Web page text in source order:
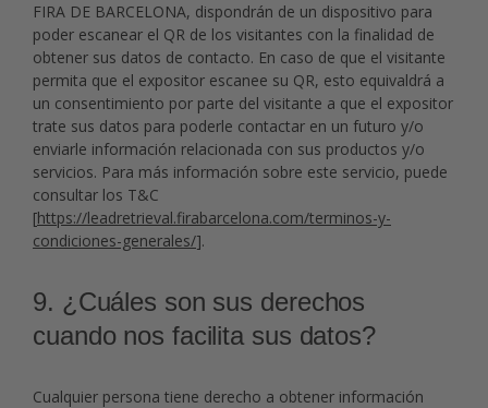
FIRA DE BARCELONA, dispondrán de un dispositivo para
poder escanear el QR de los visitantes con la finalidad de
obtener sus datos de contacto. En caso de que el visitante
permita que el expositor escanee su QR, esto equivaldrá a
un consentimiento por parte del visitante a que el expositor
trate sus datos para poderle contactar en un futuro y/o
enviarle información relacionada con sus productos y/o
servicios. Para más información sobre este servicio, puede
consultar los T&C
[https://leadretrieval.firabarcelona.com/terminos-y-
condiciones-generales/].
9. ¿Cuáles son sus derechos
cuando nos facilita sus datos?
Cualquier persona tiene derecho a obtener información